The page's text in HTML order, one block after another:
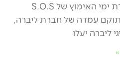
במסגרת ימי האימוץ של S.O.S
עמדה של חברת ליברה,
ליברה יעלו
»